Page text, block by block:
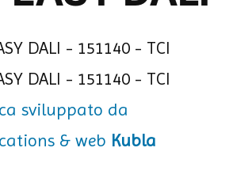
sviluppato da
Kubla